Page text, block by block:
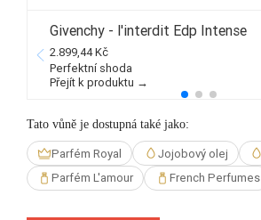
Givenchy - l'interdit Edp Intense
2.899,44 Kč
Perfektní shoda
Přejít k produktu →
Tato vůně je dostupná také jako:
Parfém Royal Jojobový olej
Parfém L'amour
French Perfumes